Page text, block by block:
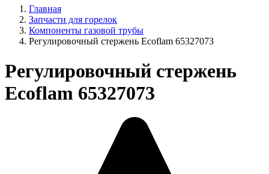
Главная
Запчасти для горелок
Компоненты газовой трубы
Регулировочный стержень Ecoflam 65327073
Регулировочный стержень
Ecoflam 65327073